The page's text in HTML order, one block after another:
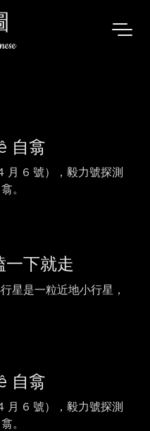
自翕
月 6 號），毅力號探測
。
一下就走
星是一粒近地小行星，
自翕
月 6 號），毅力號探測
。